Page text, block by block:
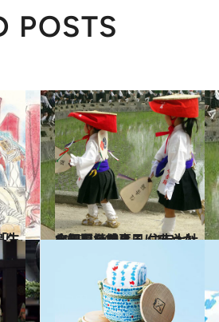
POSTS
2015.5.30
水田をわたる風に爽やかな初夏を感じる 住吉大社の御田植神事
旅＆お出かけ